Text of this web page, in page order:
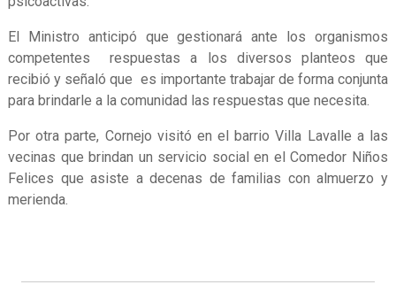
El Ministro anticipó que gestionará ante los organismos
competentes respuestas a los diversos planteos que
recibió y señaló que es importante trabajar de forma conjunta
para brindarle a la comunidad las respuestas que necesita.
Por otra parte, Cornejo visitó en el barrio Villa Lavalle a las
vecinas que brindan un servicio social en el Comedor Niños
Felices que asiste a decenas de familias con almuerzo y
merienda.